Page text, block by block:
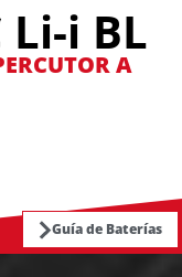
Li-i BL
A
Guía de Baterías